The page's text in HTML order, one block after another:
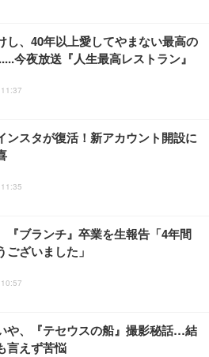
し、40年以上愛してやまない最高の
今夜放送『人生最高レストラン』
ンスタが復活！新アカウント開設に
『ブランチ』卒業を生報告「4年間
ございました」
や、『テセウスの船』撮影秘話…結
言えず苦悩